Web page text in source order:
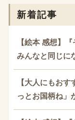
新着記事
【絵本 感想】
みんなと同じに
【大人にもお
っとお国柄ね」